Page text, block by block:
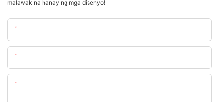
malawak na hanay ng mga disenyo!